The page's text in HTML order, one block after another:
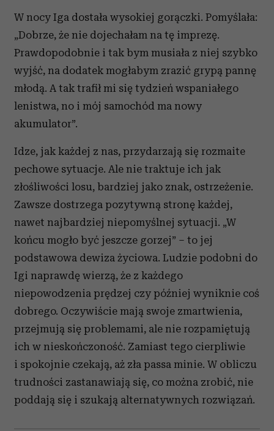
W nocy Iga dostała wysokiej gorączki. Pomyślała:
„Dobrze, że nie dojechałam na tę imprezę.
Prawdopodobnie i tak bym musiała z niej szybko
wyjść, na dodatek mogłabym zrazić grypą pannę
młodą. A tak trafił mi się tydzień wspaniałego
lenistwa, no i mój samochód ma nowy
akumulator”.
Idze, jak każdej z nas, przydarzają się rozmaite
pechowe sytuacje. Ale nie traktuje ich jak
złośliwości losu, bardziej jako znak, ostrzeżenie.
Zawsze dostrzega pozytywną stronę każdej,
nawet najbardziej niepomyślnej sytuacji. „W
końcu mogło być jeszcze gorzej” – to jej
podstawowa dewiza życiowa. Ludzie podobni do
Igi naprawdę wierzą, że z każdego
niepowodzenia prędzej czy później wyniknie coś
dobrego. Oczywiście mają swoje zmartwienia,
przejmują się problemami, ale nie rozpamiętują
ich w nieskończoność. Zamiast tego cierpliwie
i spokojnie czekają, aż zła passa minie. W obliczu
trudności zastanawiają się, co można zrobić, nie
poddają się i szukają alternatywnych rozwiązań.